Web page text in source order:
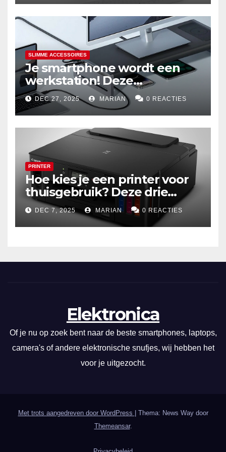
SLIMME ACCESSOIRES
Je smartphone wordt een
werkstation! Deze
dockingstations zijn het
waard om te kopen
DEC 27, 2025 MARIAN 0 REACTIES
PRINTER
Hoe kies je een printer voor
thuisgebruik? Deze drie
draadloze modellen zijn écht
zuinig en indrukwekkend
DEC 7, 2025 MARIAN 0 REACTIES
Elektronica
Of je nu op zoek bent naar de beste smartphones, laptops,
camera's of andere elektronische snufjes, wij hebben het
voor je uitgezocht.
Met trots aangedreven door WordPress
Thema: News Way door
Themeansar.